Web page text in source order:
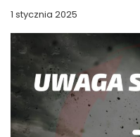
1 stycznia 2025